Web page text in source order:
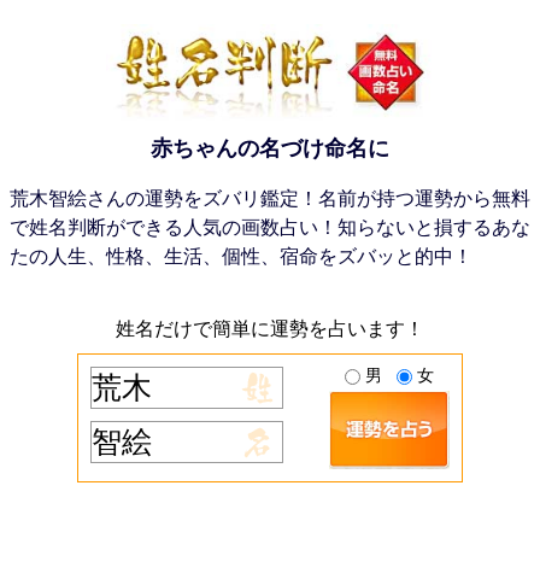
赤ちゃんの名づけ命名に
荒木智絵さんの運勢をズバリ鑑定！名前が持つ運勢から無料
で姓名判断ができる人気の画数占い！知らないと損するあな
たの人生、性格、生活、個性、宿命をズバッと的中！
姓名だけで簡単に運勢を占います！
男 女